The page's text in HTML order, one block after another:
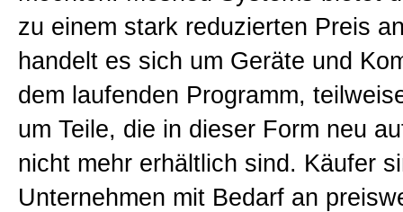
RFID Messtechnik
RFID Second Hand
Presse, News & Events
zu einem stark reduzierten Preis
handelt es sich um Geräte und
dem laufenden Programm,
um Teile, die in dieser Form neu
nicht mehr erhältlich sind. Käufer
Unternehmen mit Bedarf an